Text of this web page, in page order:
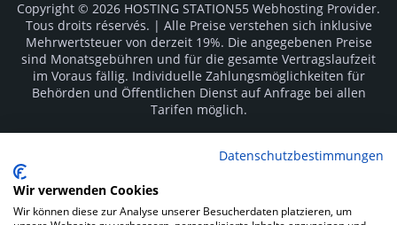
Copyright © 2026 HOSTING STATION55 Webhosting Provider.
Tous droits réservés. | Alle Preise verstehen sich inklusive
Mehrwertsteuer von derzeit 19%. Die angegebenen Preise
sind Monatsgebühren und für die gesamte Vertragslaufzeit
im Voraus fällig. Individuelle Zahlungsmöglichkeiten für
Behörden und Öffentlichen Dienst auf Anfrage bei allen
Tarifen möglich.
Hersteller. Irrtümer vorbehalten.
SOCIAL MEDIA
Datenschutzbestimmungen
Wir verwenden Cookies
Wir können diese zur Analyse unserer Besucherdaten platzieren, um